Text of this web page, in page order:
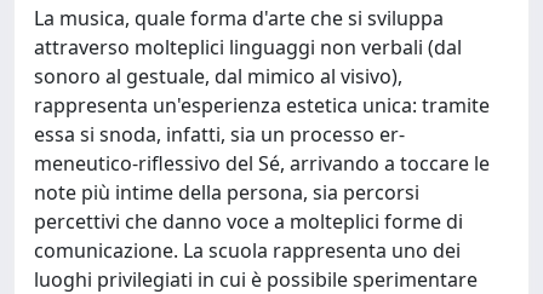
La musica, quale forma d'arte che si sviluppa
attraverso molteplici linguaggi non verbali (dal
sonoro al gestuale, dal mimico al visivo),
rappresenta un'esperienza estetica unica: tramite
essa si snoda, infatti, sia un processo er-
meneutico-riflessivo del Sé, arrivando a toccare le
note più intime della persona, sia percorsi
percettivi che danno voce a molteplici forme di
comunicazione. La scuola rappresenta uno dei
luoghi privilegiati in cui è possibile sperimentare